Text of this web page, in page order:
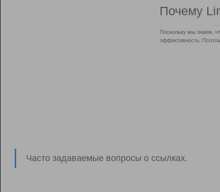
Почему
Поскольку мы знаем,
эффективность.
Часто задаваемые вопросы о ссылках.